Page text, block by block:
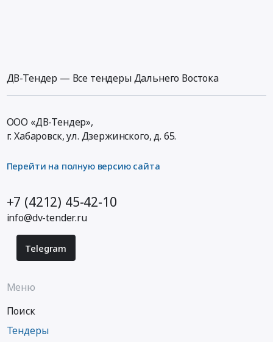
ДВ-Тендер — Все тендеры Дальнего Востока
ООО «ДВ-Тендер»,
г. Хабаровск,ул. Дзержинского, д. 65.
Перейти на полную версию сайта
+7 (4212) 45-42-10
info@dv-tender.ru
Telegram
Меню
Поиск
Тендеры